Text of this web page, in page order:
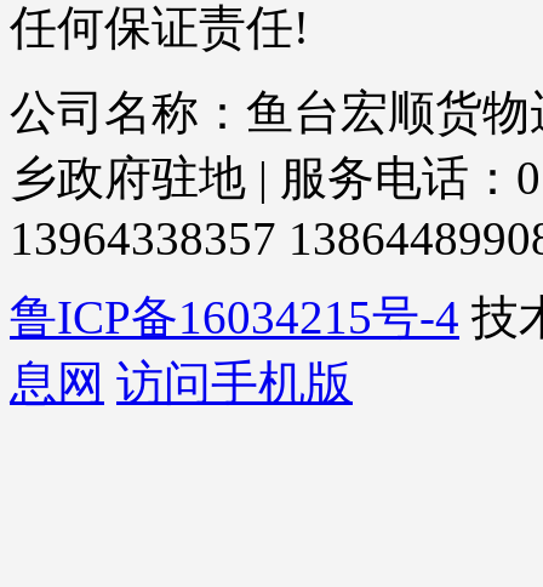
任何保证责任!
公司名称：鱼台宏顺货
乡政府驻地 | 服务电话：
13964338357
鲁ICP备16034215号-4 技
息网 访问手机版